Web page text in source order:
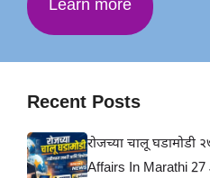
Learn more
Recent Posts
रोजच्या चालू
Affairs In Marathi 27